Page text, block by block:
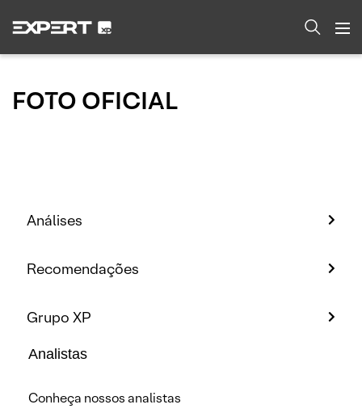
FOTO OFICIAL
Análises
Recomendações
Grupo XP
Analistas
Conheça nossos analistas